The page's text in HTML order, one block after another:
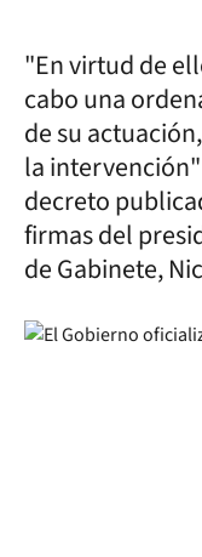
"En virtud de
cabo una
de su
la
decreto
firmas del
de Gabinete,